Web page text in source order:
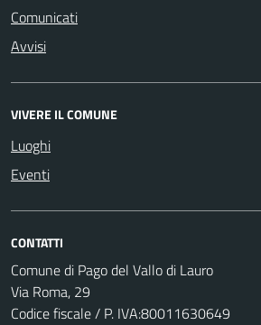
Comunicati
Avvisi
VIVERE IL COMUNE
Luoghi
Eventi
CONTATTI
Comune di Pago del Vallo di Lauro
Via Roma, 29
Codice fiscale / P. IVA:80011630649